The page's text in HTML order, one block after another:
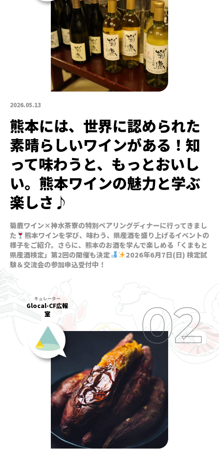
2026.05.13
熊本には、世界に認められた
素晴らしいワインがある！知
って味わうと、もっとおいし
い。熊本ワインの魅力と学ぶ
楽しさ♪
菊鹿ワイン×神水茶寮の特別ペアリングディナーに行ってきまし
た
熊本ワインを学び、味わう、県産酒を盛り上げるイベントの
様子をご紹介。さらに、熊本のお酒を学んで楽しめる「くまもと
県産酒検定」第2回の開催も決定
2026年6月7日(日) 検定試
験＆交流会の参加申込受付中！
Glocal-CF広報
室